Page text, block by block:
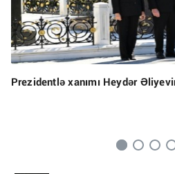
Prezidentlə xanımı Heydər